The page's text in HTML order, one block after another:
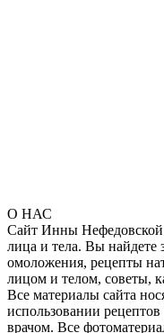
О НАС
Сайт Инны Нефедовской
лица и тела. Вы найдете
омоложения, рецепты
лицом и телом, советы,
Все материалы сайта
использовании
врачом. Все